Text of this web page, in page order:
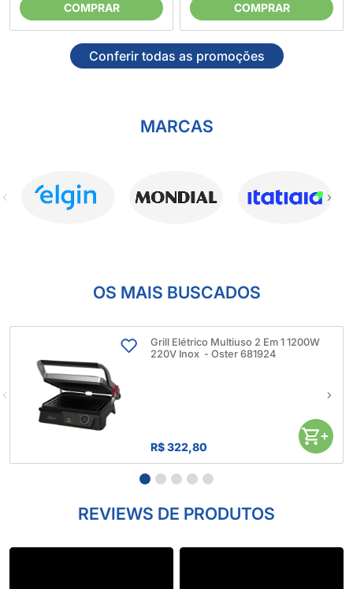
COMPRAR COMPRAR
Conferir todas as promoções
MARCAS
OS MAIS BUSCADOS
Grill Elétrico Multiuso 2 Em 1 1200W
220V Inox - Oster 681924
R$ 322,80
REVIEWS DE PRODUTOS